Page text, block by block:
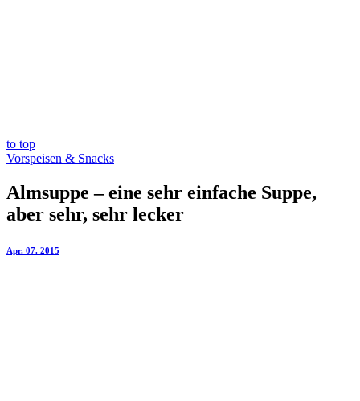
to top
Vorspeisen & Snacks
Almsuppe – eine sehr einfache Suppe,
aber sehr, sehr lecker
Apr. 07. 2015